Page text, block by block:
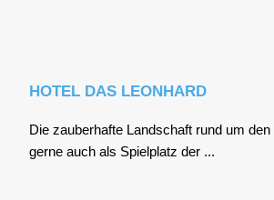
HOTEL DAS LEONHARD
Die zau­ber­haf­te Land­schaft rund um
ger­ne auch als Spiel­platz der ...